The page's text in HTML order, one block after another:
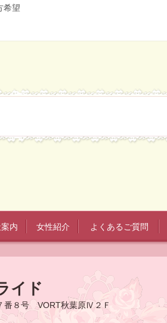
望
内 女性紹介 よくあるご質問
イド
番８号 VORT秋葉原Ⅳ２Ｆ